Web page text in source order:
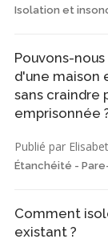
Isolation et
Pouvons-
d'une maison
sans craindre
emprisonnée
Publié par
Étanchéité -
Comment
existant ?